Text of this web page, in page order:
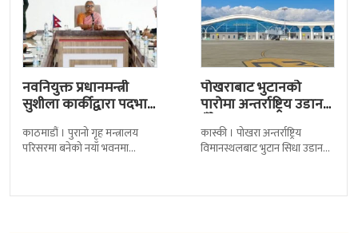
नवनियुक्त प्रधानमन्त्री
सुशीला कार्कीद्वारा पदभार
काठमाडौं । पुरानो गृह मन्त्रालय
परिसरमा बनेको नयाँ भवनमा
नवनियुक्त
पोखराबाट भुटानको
पारोमा अन्तर्राष्ट्रिय उडान
हुँदै
कास्की । पोखरा अन्तर्राष्ट्रिय
विमानस्थलबाट भुटान सिधा उडान
लागेको हो